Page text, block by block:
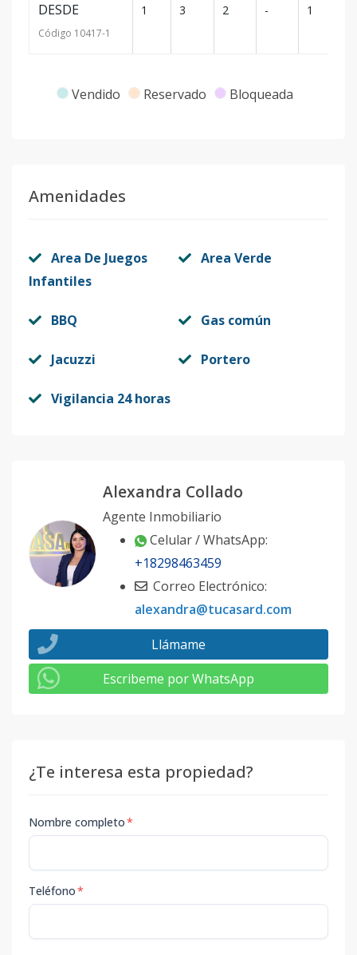
DESDE
Código 10417-1
1 3 2 - 1
Vendido Reservado Bloqueada
Amenidades
Area De Juegos
Infantiles
Area Verde
BBQ Gas común
Jacuzzi Portero
Vigilancia 24 horas
Alexandra Collado
Agente Inmobiliario
Celular / WhatsApp:
+18298463459
Correo Electrónico:
alexandra@tucasard.com
Llámame
Escribeme por WhatsApp
¿Te interesa esta propiedad?
Nombre completo*
Teléfono*